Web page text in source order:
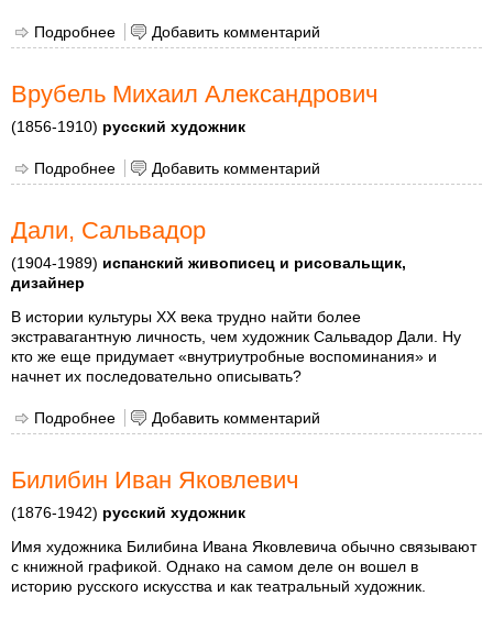
Подробнее о Гоген, Поль Эжен Анри
Добавить комментарий
Врубель Михаил Александрович
(1856-1910) русский художник
Подробнее о Врубель Михаил Александрович
Добавить комментарий
Дали, Сальвадор
(1904-1989) испанский живописец и рисовальщик,
дизайнер
В истории культуры XX века трудно найти более
экстравагантную личность, чем художник Сальвадор Дали. Ну
кто же еще придумает «внутриутробные воспоминания» и
начнет их последовательно описывать?
Подробнее о Дали, Сальвадор
Добавить комментарий
Билибин Иван Яковлевич
(1876-1942) русский художник
Имя художника Билибина Ивана Яковлевича обычно связывают
с книжной графикой. Однако на самом деле он вошел в
историю русского искусства и как театральный художник.